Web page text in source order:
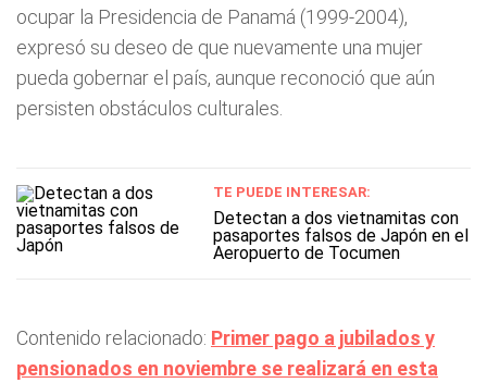
ocupar la Presidencia de Panamá (1999-2004),
expresó su deseo de que nuevamente una mujer
pueda gobernar el país, aunque reconoció que aún
persisten obstáculos culturales.
TE PUEDE INTERESAR:
Detectan a dos vietnamitas con
pasaportes falsos de Japón en el
Aeropuerto de Tocumen
Contenido relacionado: Primer pago a jubilados y
pensionados en noviembre se realizará en esta